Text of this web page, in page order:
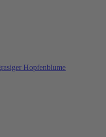
Hopfenblume